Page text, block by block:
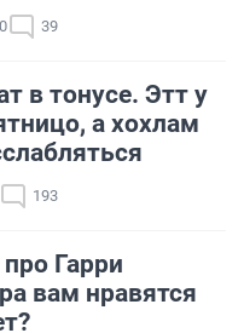
39
в тонусе. Этт у
а хохлам
193
Гарри
вам нравятся